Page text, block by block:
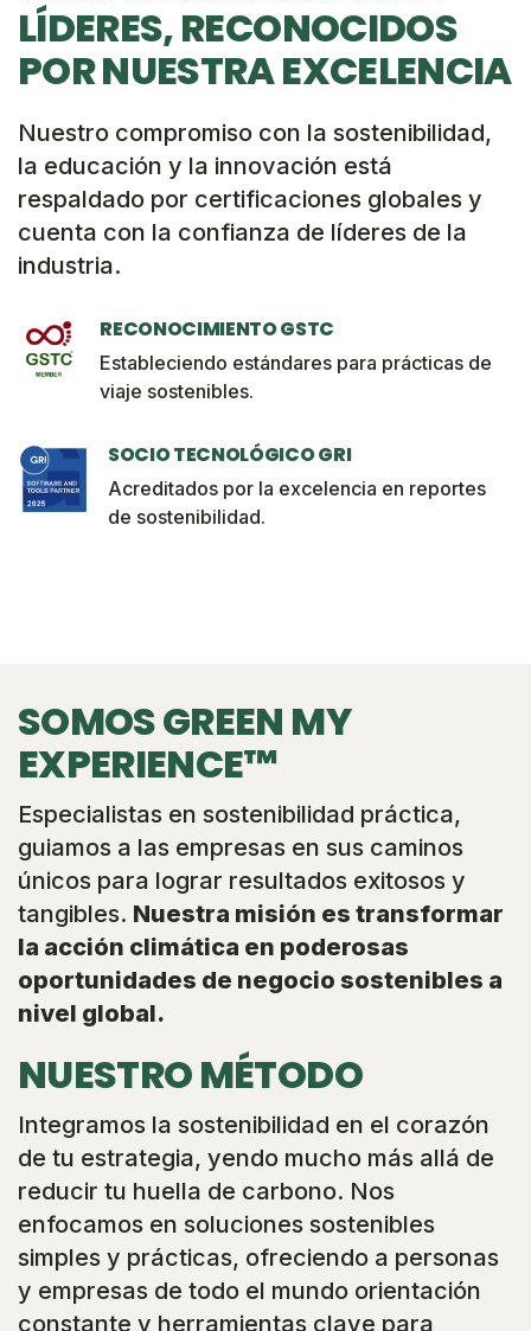
LÍDERES, RECONOCIDOS
POR NUESTRA EXCELENCIA
Nuestro compromiso con la sostenibilidad,
la educación y la innovación está
respaldado por certificaciones globales y
cuenta con la confianza de líderes de la
industria.
RECONOCIMIENTO GSTC
Estableciendo estándares para prácticas de
viaje sostenibles.
SOCIO TECNOLÓGICO GRI
Acreditados por la excelencia en reportes
de sostenibilidad.
SOMOS GREEN MY
EXPERIENCE™
Especialistas en sostenibilidad práctica,
guiamos a las empresas en sus caminos
únicos para lograr resultados exitosos y
tangibles. Nuestra misión es transformar
la acción climática en poderosas
oportunidades de negocio sostenibles a
nivel global.
NUESTRO MÉTODO
Integramos la sostenibilidad en el corazón
de tu estrategia, yendo mucho más allá de
reducir tu huella de carbono. Nos
enfocamos en soluciones sostenibles
simples y prácticas, ofreciendo a personas
y empresas de todo el mundo orientación
constante y herramientas clave para